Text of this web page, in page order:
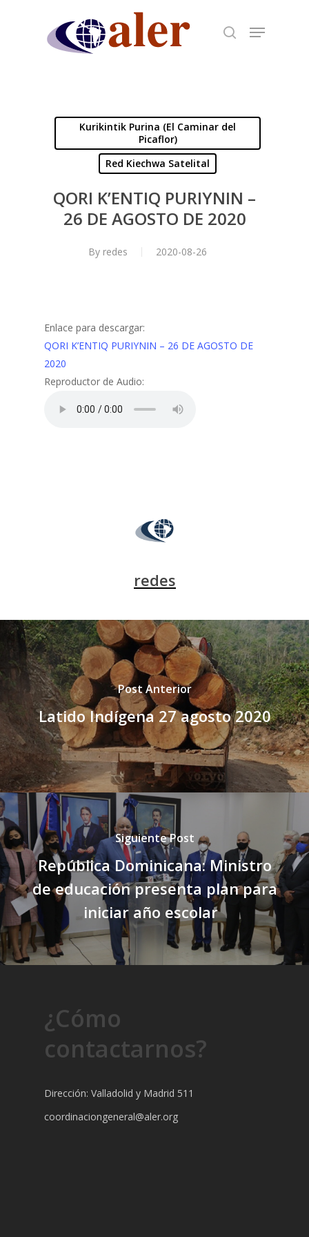
Kurikintik Purina (El Caminar del
Picaflor)
Red Kiechwa Satelital
QORI K’ENTIQ PURIYNIN –
26 DE AGOSTO DE 2020
By redes 2020-08-26
Enlace para descargar:
QORI K’ENTIQ PURIYNIN – 26 DE AGOSTO DE
2020
Reproductor de Audio:
redes
Post Anterior
Latido Indígena 27 agosto 2020
Siguiente Post
República Dominicana: Ministro
de educación presenta plan para
iniciar año escolar
¿Cómo
contactarnos?
Dirección: Valladolid y Madrid 511
coordinaciongeneral@aler.org